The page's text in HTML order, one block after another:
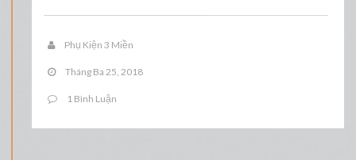
Phụ Kiện 3 Miền
Tháng Ba 25, 2018
1 Bình Luận